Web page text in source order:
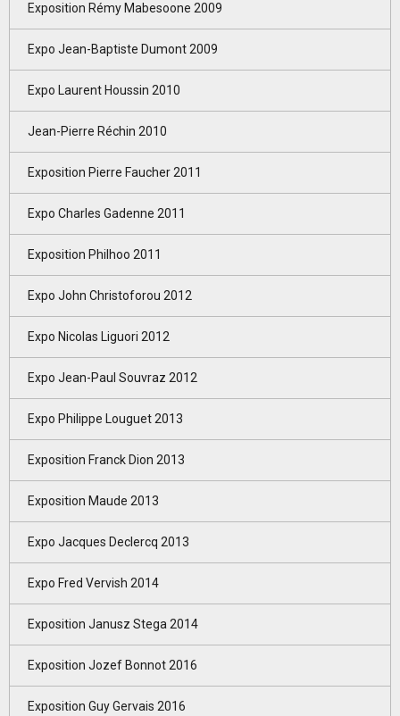
Exposition Rémy Mabesoone 2009
Expo Jean-Baptiste Dumont 2009
Expo Laurent Houssin 2010
Jean-Pierre Réchin 2010
Exposition Pierre Faucher 2011
Expo Charles Gadenne 2011
Exposition Philhoo 2011
Expo John Christoforou 2012
Expo Nicolas Liguori 2012
Expo Jean-Paul Souvraz 2012
Expo Philippe Louguet 2013
Exposition Franck Dion 2013
Exposition Maude 2013
Expo Jacques Declercq 2013
Expo Fred Vervish 2014
Exposition Janusz Stega 2014
Exposition Jozef Bonnot 2016
Exposition Guy Gervais 2016